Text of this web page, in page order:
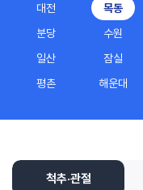
대전
목동
분당
수원
일산
잠실
평촌
해운대
척추·관절